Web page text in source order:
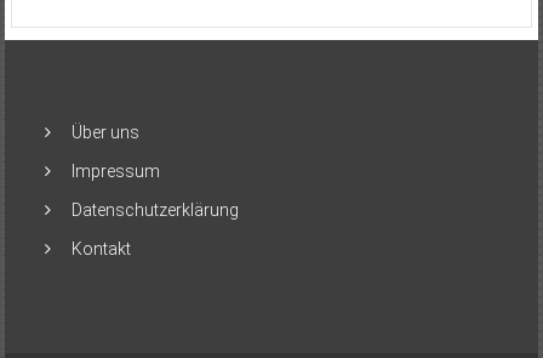
Über uns
Impressum
Datenschutzerklärung
Kontakt